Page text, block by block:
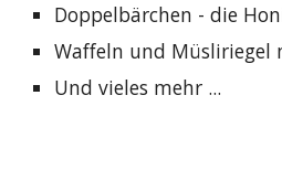
Doppelbärchen - die
Waffeln und Müsliriegel
Und vieles mehr ...